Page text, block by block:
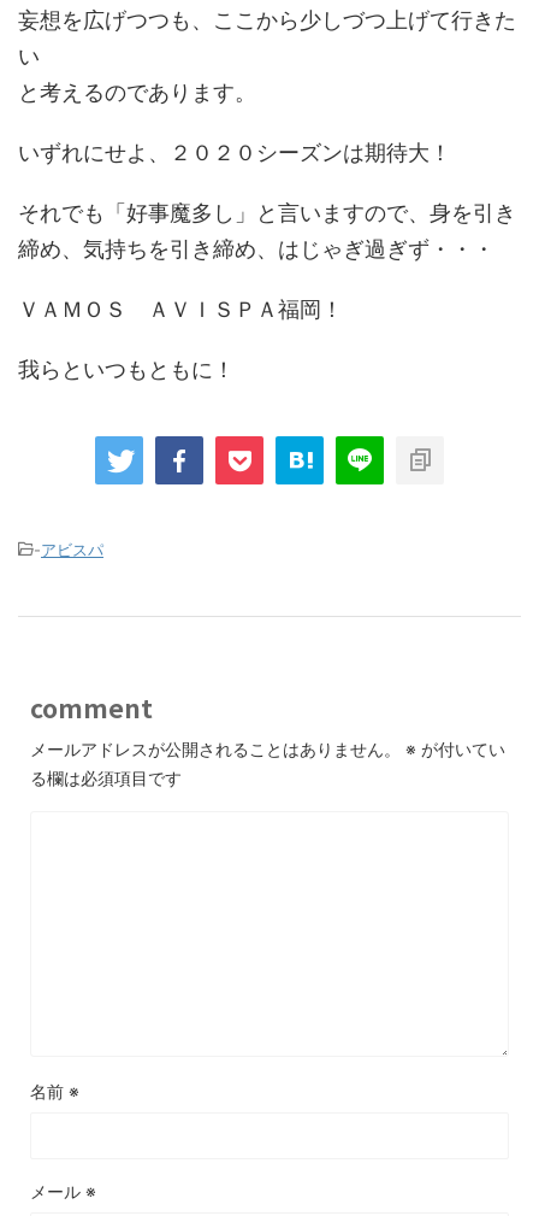
妄想を広げつつも、ここから少しづつ上げて行きた
い
と考えるのであります。
いずれにせよ、２０２０シーズンは期待大！
それでも「好事魔多し」と言いますので、身を引き
締め、気持ちを引き締め、はじゃぎ過ぎず・・・
ＶＡＭＯＳ ＡＶＩＳＰＡ福岡！
我らといつもともに！
-アビスパ
comment
メールアドレスが公開されることはありません。 ※ が付いてい
る欄は必須項目です
名前 ※
メール ※